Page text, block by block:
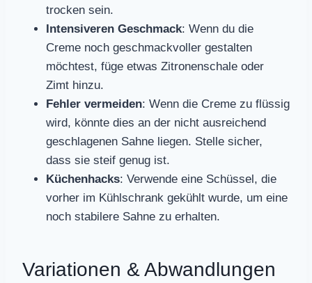
trocken sein.
Intensiveren Geschmack: Wenn du die
Creme noch geschmackvoller gestalten
möchtest, füge etwas Zitronenschale oder
Zimt hinzu.
Fehler vermeiden: Wenn die Creme zu flüssig
wird, könnte dies an der nicht ausreichend
geschlagenen Sahne liegen. Stelle sicher,
dass sie steif genug ist.
Küchenhacks: Verwende eine Schüssel, die
vorher im Kühlschrank gekühlt wurde, um eine
noch stabilere Sahne zu erhalten.
Variationen & Abwandlungen